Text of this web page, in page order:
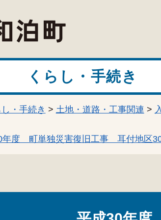
泊町
くらし・手続き
し・手続き > 土地・道路・工事関連 >
年度 町単独災害復旧工事 耳付地区